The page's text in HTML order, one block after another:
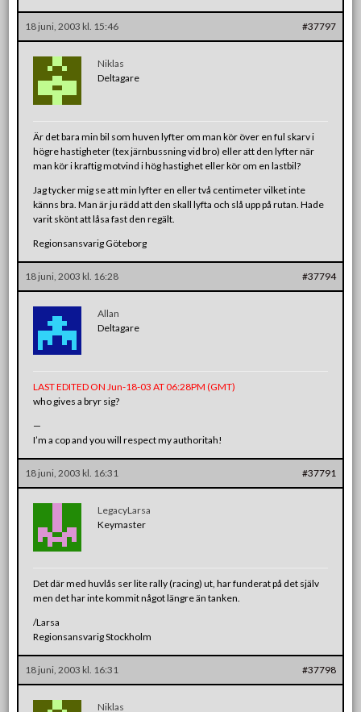
18 juni, 2003 kl. 15:46 #37797
Niklas
Deltagare
Är det bara min bil som huven lyfter om man kör över en ful skarv i
högre hastigheter (tex järnbussning vid bro) eller att den lyfter när
man kör i kraftig motvind i hög hastighet eller kör om en lastbil?
Jag tycker mig se att min lyfter en eller två centimeter vilket inte
känns bra. Man är ju rädd att den skall lyfta och slå upp på rutan. Hade
varit skönt att låsa fast den regält.
Regionsansvarig Göteborg
18 juni, 2003 kl. 16:28 #37794
Allan
Deltagare
LAST EDITED ON Jun-18-03 AT 06:28PM (GMT)
who gives a bryr sig?
—
I’m a cop and you will respect my authoritah!
18 juni, 2003 kl. 16:31 #37791
LegacyLarsa
Keymaster
Det där med huvlås ser lite rally (racing) ut, har funderat på det själv
men det har inte kommit något längre än tanken.
/Larsa
Regionsansvarig Stockholm
18 juni, 2003 kl. 16:31 #37798
Niklas